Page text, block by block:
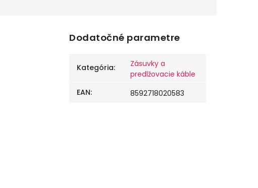
Dodatočné parametre
Kategória:
Zásuvky a
predlžovacie káble
EAN: 8592718020583